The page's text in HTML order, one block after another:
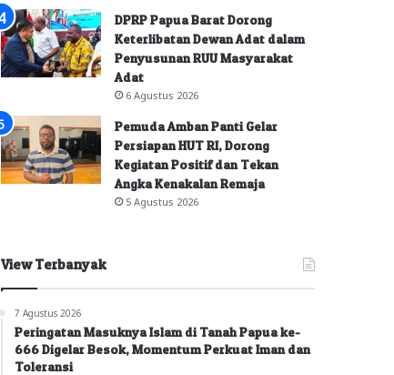
DPRP Papua Barat Dorong
Keterlibatan Dewan Adat dalam
Penyusunan RUU Masyarakat
Adat
6 Agustus 2026
Pemuda Amban Panti Gelar
Persiapan HUT RI, Dorong
Kegiatan Positif dan Tekan
Angka Kenakalan Remaja
5 Agustus 2026
View Terbanyak
7 Agustus 2026
Peringatan Masuknya Islam di Tanah Papua ke-
666 Digelar Besok, Momentum Perkuat Iman dan
Toleransi